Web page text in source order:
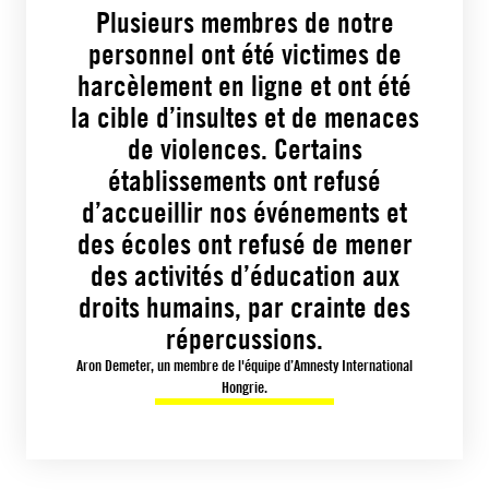
Plusieurs membres de notre
personnel ont été victimes de
harcèlement en ligne et ont été
la cible d’insultes et de menaces
de violences. Certains
établissements ont refusé
d’accueillir nos événements et
des écoles ont refusé de mener
des activités d’éducation aux
droits humains, par crainte des
répercussions.
Aron Demeter, un membre de l'équipe d’Amnesty International
Hongrie.